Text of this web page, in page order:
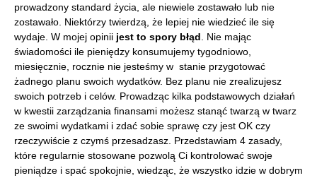
prowadzony standard życia, ale niewiele zostawało lub nie
zostawało. Niektórzy twierdzą, że lepiej nie wiedzieć ile się
wydaje. W mojej opinii jest to spory błąd . Nie mając
świadomości ile pieniędzy konsumujemy tygodniowo,
miesięcznie, rocznie nie jesteśmy w stanie przygotować
żadnego planu swoich wydatków. Bez planu nie zrealizujesz
swoich potrzeb i celów. Prowadząc kilka podstawowych działań
w kwestii zarządzania finansami możesz stanąć twarzą w twarz
ze swoimi wydatkami i zdać sobie sprawę czy jest OK czy
rzeczywiście z czymś przesadzasz. Przedstawiam 4 zasady,
które regularnie stosowane pozwolą Ci kontrolować swoje
pieniądze i spać spokojnie, wiedząc, że wszystko idzie w dobrym